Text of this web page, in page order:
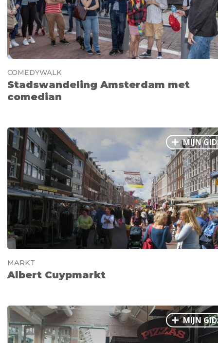
COMEDYWALK
Stadswandeling Amsterdam met
comedian
MIJN
MARKT
Albert Cuypmarkt
MIJN